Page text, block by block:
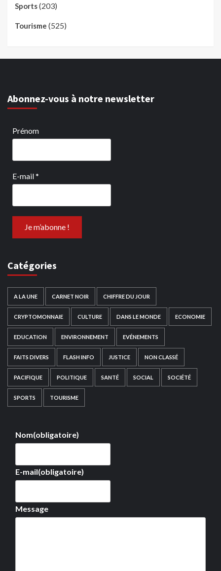
Sports(203)
Tourisme (525)
Abonnez-vous à notre newsletter
Prénom
E-mail*
Catégories
A LA UNE CARNET NOIR CHIFFRE DU JOUR
CRYPTOMONNAIE CULTURE DANS LE MONDE ECONOMIE
EDUCATION ENVIRONNEMENT EVÉNEMENTS
FAITS DIVERS FLASH INFO JUSTICE NON CLASSÉ
PACIFIQUE POLITIQUE SANTÉ SOCIAL SOCIÉTÉ
SPORTS TOURISME
Nom(obligatoire)
E-mail(obligatoire)
Message